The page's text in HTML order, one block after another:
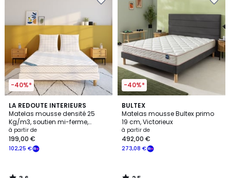
-40%*
LA REDOUTE INTERIEURS
Matelas mousse densité 25
Kg/m3, soutien mi-ferme,
accueil moelleux
à partir de
102,25 €
199,00 €
3,6
/ 5
-40%*
BULTEX
Matelas mousse Bultex primo
19 cm, Victorieux
à partir de
273,08 €
492,00 €
2,5
/ 5